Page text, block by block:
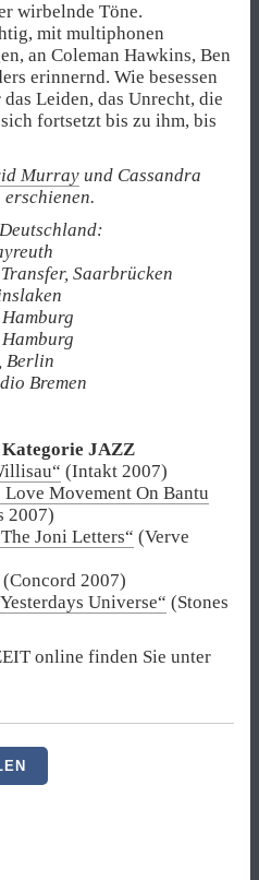
wirbelnde Töne.
mit multiphonen
an Coleman Hawkins, Ben
erinnernd. Wie besessen
Leiden, das Unrecht, die
fortsetzt bis zu ihm, bis
Murray und Cassandra
Saarbrücken
Berlin
Bremen
Kategorie JAZZ
(Intakt 2007)
Love Movement On Bantu
2007)
Joni Letters“ (Verve
(Concord 2007)
Universe“ (Stones
online finden Sie unter